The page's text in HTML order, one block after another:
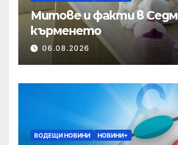
Митове и факти в
кърменето
06.08.2026
ВОДЕЩИ НОВИНИ НОВИНИ+